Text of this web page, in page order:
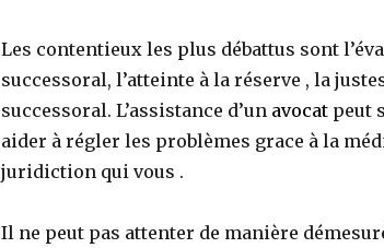
Les contentieux les plus débattus sont
successoral, l’atteinte à la réserve , la
successoral. L’assistance d’un avocatpeut
aider à régler les problèmes grace à la
juridiction qui vous .
Il ne peut pas attenter de manière